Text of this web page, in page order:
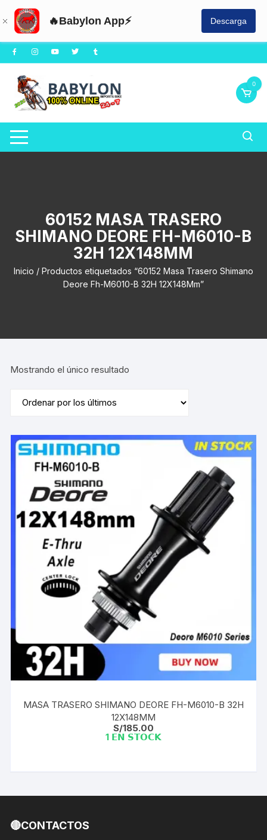
🔥Babylon App⚡ Descarga
Saltar
al
contenido
0
60152 MASA TRASERO
SHIMANO DEORE FH-M6010-B
32H 12X148MM
Inicio / Productos etiquetados “60152 Masa Trasero Shimano
Deore Fh-M6010-B 32H 12X148Mm”
Mostrando el único resultado
MASA TRASERO SHIMANO DEORE FH-M6010-B 32H
12X148MM
S/185.00
1 𝗘𝗡 𝗦𝗧𝗢𝗖𝗞
🔴CONTACTOS